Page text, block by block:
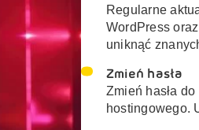
Regularne
WordPress
uniknąć
Zmień hasła
Zmień hasła
hostingowego.